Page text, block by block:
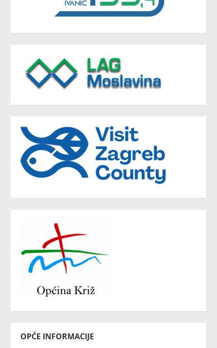
OPĆE INFORMACIJE